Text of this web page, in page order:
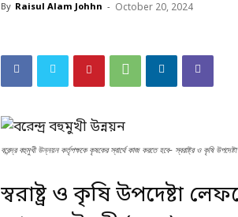
By Raisul Alam Johhn - October 20, 2024
বরেন্দ্র বহুমুখী উন্নয়ন কর্তৃপক্ষকে কৃষকের স্বার্থে কাজ করতে হবে- স্বরাষ্ট্র ও কৃষি উপদেষ্টা
স্বরাষ্ট্র ও কৃষি উপদেষ্টা